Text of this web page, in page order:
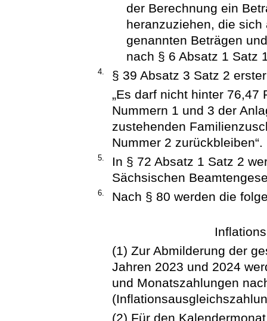
der Berechnung ein
heranzuziehen, die
genannten Beträgen
nach § 6 Absatz 1 Satz
4.
§ 39 Absatz 3 Satz 2
„Es darf nicht hinter 76,47
Nummern 1 und 3 der
zustehenden
Nummer 2 zurückbleiben“.
5.
In § 72 Absatz 1 Satz 2
Sächsischen
6. Nach § 80 werden die
(1) Zur Abmilderung der
Jahren 2023 und 2024
und Monatszahlungen
(2) Für den